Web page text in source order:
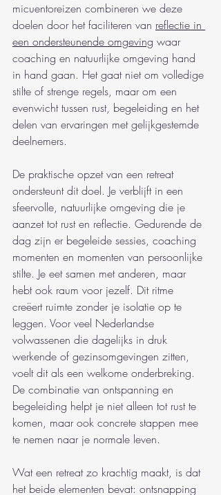
micuentoreizen combineren we deze
doelen door het faciliteren van reflectie in
een ondersteunende omgeving waar
coaching en natuurlijke omgeving hand
in hand gaan. Het gaat niet om volledige
stilte of strenge regels, maar om een
evenwicht tussen rust, begeleiding en het
delen van ervaringen met gelijkgestemde
deelnemers.
De praktische opzet van een retreat
ondersteunt dit doel. Je verblijft in een
sfeervolle, natuurlijke omgeving die je
aanzet tot rust en reflectie. Gedurende de
dag zijn er begeleide sessies, coaching
momenten en momenten van persoonlijke
stilte. Je eet samen met anderen, maar
hebt ook raum voor jezelf. Dit ritme
creëert ruimte zonder je isolatie op te
leggen. Voor veel Nederlandse
volwassenen die dagelijks in druk
werkende of gezinsomgevingen zitten,
voelt dit als een welkome onderbreking.
De combinatie van ontspanning en
begeleiding helpt je niet alleen tot rust te
komen, maar ook concrete stappen mee
te nemen naar je normale leven.
Wat een retreat zo krachtig maakt, is dat
het beide elementen bevat: ontsnapping